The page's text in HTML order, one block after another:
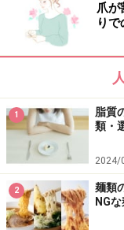
爪が
り
1
脂質
類・
2024/
2
麺類
NG